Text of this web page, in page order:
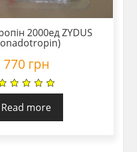
2000ед ZYDUS
770 грн
Read more